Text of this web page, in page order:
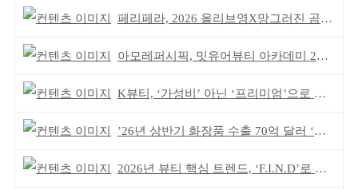
페리페라, 2026 올리브영X망그러진 곰 콜라보
아모레퍼시픽, 밋유어뷰티 아카데미 2기 발대식
K뷰티, ‘가성비’ 아닌 ‘프리미엄’으로 승부걸어야
’26년 상반기 화장품 수출 70억 달러 ‘역대 최고’
2026년 뷰티 핵심 트렌드, ‘F.I.N.D’로 읽는다